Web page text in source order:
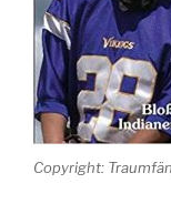
Copyright: